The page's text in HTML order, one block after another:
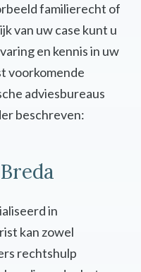
familierecht of
van uw case kunt u
en kennis in uw
voorkomende
adviesbureaus
beschreven:
in
kan zowel
rechtshulp